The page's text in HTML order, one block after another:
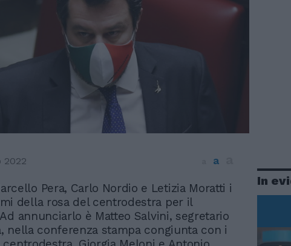
2022 a
Pera, Carlo Nordio e Letizia Moratti i
della rosa del centrodestra per il
annunciarlo è Matteo Salvini, segretario
nella conferenza stampa congiunta con i
In